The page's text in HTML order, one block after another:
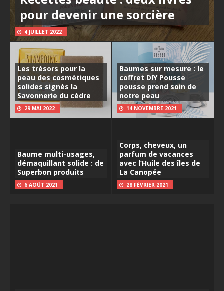
pour devenir une sorcière
4 JUILLET 2022
Les trésors pour la
peau des cosmétiques
solides signés la
Savonnerie du cèdre
29 MAI 2022
Baumes sur mesure : le
coffret DIY Pousse
pousse prend soin de
notre peau
14 NOVEMBRE 2021
Baume multi-usages,
démaquillant solide : de
Superbon produits
6 AOÛT 2021
Corps, cheveux, un
parfum de vacances
avec l’Huile des îles de
La Canopée
28 FÉVRIER 2021